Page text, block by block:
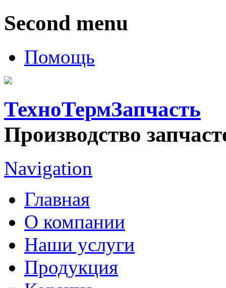
Second menu
Помощь
ТехноТермЗапчасть
Производство
Navigation
Главная
О компании
Наши услуги
Продукция